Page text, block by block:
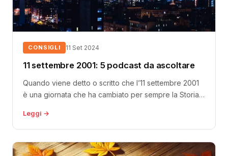
CONSIGLI 11 Set 2024
11 settembre 2001: 5 podcast da ascoltare
Quando viene detto o scritto che l’11 settembre 2001
è una giornata che ha cambiato per sempre la Storia
Leggi →